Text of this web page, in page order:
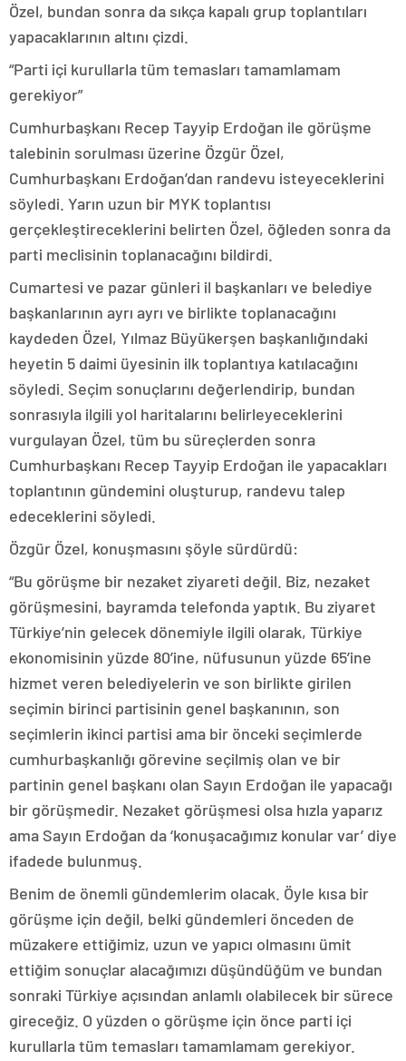
Özel, bundan sonra da sıkça kapalı grup toplantıları
yapacaklarının altını çizdi.
“Parti içi kurullarla tüm temasları tamamlamam
gerekiyor”
Cumhurbaşkanı Recep Tayyip Erdoğan ile görüşme
talebinin sorulması üzerine Özgür Özel,
Cumhurbaşkanı Erdoğan’dan randevu isteyeceklerini
söyledi. Yarın uzun bir MYK toplantısı
gerçekleştireceklerini belirten Özel, öğleden sonra da
parti meclisinin toplanacağını bildirdi.
Cumartesi ve pazar günleri il başkanları ve belediye
başkanlarının ayrı ayrı ve birlikte toplanacağını
kaydeden Özel, Yılmaz Büyükerşen başkanlığındaki
heyetin 5 daimi üyesinin ilk toplantıya katılacağını
söyledi. Seçim sonuçlarını değerlendirip, bundan
sonrasıyla ilgili yol haritalarını belirleyeceklerini
vurgulayan Özel, tüm bu süreçlerden sonra
Cumhurbaşkanı Recep Tayyip Erdoğan ile yapacakları
toplantının gündemini oluşturup, randevu talep
edeceklerini söyledi.
Özgür Özel, konuşmasını şöyle sürdürdü:
“Bu görüşme bir nezaket ziyareti değil. Biz, nezaket
görüşmesini, bayramda telefonda yaptık. Bu ziyaret
Türkiye’nin gelecek dönemiyle ilgili olarak, Türkiye
ekonomisinin yüzde 80’ine, nüfusunun yüzde 65’ine
hizmet veren belediyelerin ve son birlikte girilen
seçimin birinci partisinin genel başkanının, son
seçimlerin ikinci partisi ama bir önceki seçimlerde
cumhurbaşkanlığı görevine seçilmiş olan ve bir
partinin genel başkanı olan Sayın Erdoğan ile yapacağı
bir görüşmedir. Nezaket görüşmesi olsa hızla yaparız
ama Sayın Erdoğan da ‘konuşacağımız konular var’ diye
ifadede bulunmuş.
Benim de önemli gündemlerim olacak. Öyle kısa bir
görüşme için değil, belki gündemleri önceden de
müzakere ettiğimiz, uzun ve yapıcı olmasını ümit
ettiğim sonuçlar alacağımızı düşündüğüm ve bundan
sonraki Türkiye açısından anlamlı olabilecek bir sürece
gireceğiz. O yüzden o görüşme için önce parti içi
kurullarla tüm temasları tamamlamam gerekiyor.